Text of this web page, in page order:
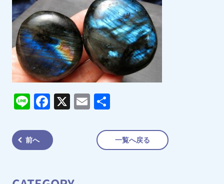
LineFacebook
X Email
共
前へ 一覧へ戻る